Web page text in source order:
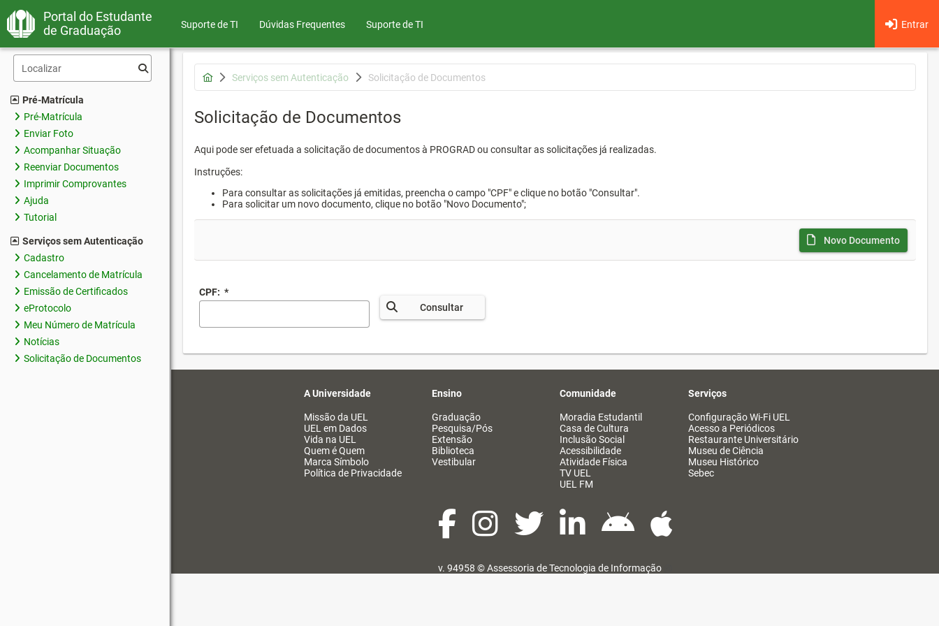
Portal do Estudante
de Graduação
Suporte de TI Dúvidas Frequentes Entrar
Suporte de TI
Pré-Matrícula
Pré-Matrícula
Enviar Foto
Acompanhar Situação
Reenviar Documentos
Imprimir Comprovantes
Ajuda
Tutorial
Serviços sem Autenticação
Cadastro
Cancelamento de Matrícula
Emissão de Certificados
eProtocolo
Meu Número de Matrícula
Notícias
Solicitação de Documentos
Serviços sem Autenticação Solicitação de Documentos
Solicitação de Documentos
Aqui pode ser efetuada a solicitação de documentos à PROGRAD ou consultar as solicitações já realizadas.
Instruções:
Para consultar as solicitações já emitidas, preencha o campo "CPF" e clique no botão "Consultar".
Para solicitar um novo documento, clique no botão "Novo Documento";
Novo Documento
CPF: *
Consultar
A Universidade
Missão da UEL
UEL em Dados
Vida na UEL
Quem é Quem
Marca Símbolo
Política de Privacidade
Ensino
Graduação
Pesquisa/Pós
Extensão
Biblioteca
Vestibular
Comunidade
Moradia Estudantil
Casa de Cultura
Inclusão Social
Acessibilidade
Atividade Física
TV UEL
UEL FM
Serviços
Configuração Wi-Fi UEL
Acesso a Periódicos
Restaurante Universitário
Museu de Ciência
Museu Histórico
Sebec
v. 94958 ©Assessoria de Tecnologia de Informação